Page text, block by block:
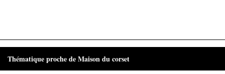
Thématique proche de Maison du corset